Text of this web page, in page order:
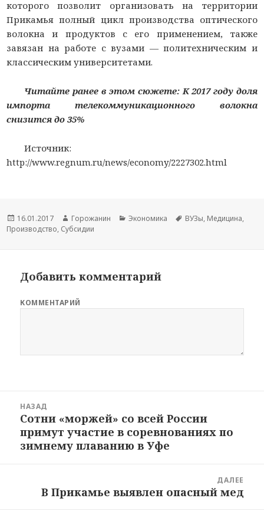
которого позволит организовать на территории
Прикамья полный цикл производства оптического
волокна и продуктов с его применением, также
завязан на работе с вузами — политехническим и
классическим университетами.
Читайте ранее в этом сюжете: К 2017 году доля
импорта телекоммуникационного волокна
снизится до 35%
Источник:
http://www.regnum.ru/news/economy/2227302.html
Новость
опубликована
16.01.2017
Автор
новости
Горожанин
Раздел
Экономика
Тема
ВУЗы, Медицина,
Производство, Субсидии
Добавить комментарий
КОММЕНТАРИЙ
новостям
НАЗАД
Предыдущая
запись:
Сотни «моржей» со всей России
примут участие в соревнованиях по
зимнему плаванию в Уфе
ДАЛЕЕ
Следующая
В Прикамье выявлен опасный мед